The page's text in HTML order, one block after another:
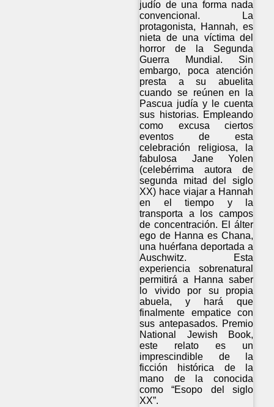
judío de una forma nada
convencional. La
protagonista, Hannah, es
nieta de una víctima del
horror de la Segunda
Guerra Mundial. Sin
embargo, poca atención
presta a su abuelita
cuando se reúnen en la
Pascua judía y le cuenta
sus historias. Empleando
como excusa ciertos
eventos de esta
celebración religiosa, la
fabulosa Jane Yolen
(celebérrima autora de
segunda mitad del siglo
XX) hace viajar a Hannah
en el tiempo y la
transporta a los campos
de concentración. El álter
ego de Hanna es Chana,
una huérfana deportada a
Auschwitz. Esta
experiencia sobrenatural
permitirá a Hanna saber
lo vivido por su propia
abuela, y hará que
finalmente empatice con
sus antepasados. Premio
National Jewish Book,
este relato es un
imprescindible de la
ficción histórica de la
mano de la conocida
como “Esopo del siglo
XX”.